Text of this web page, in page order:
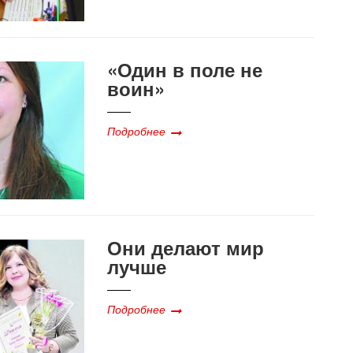
«Один в поле не
воин»
Подробнее
Они делают мир
лучше
Подробнее